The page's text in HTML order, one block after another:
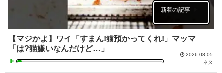
新着の記事
【マジかよ】ワイ「すまん!猫預かってくれ!」マッマ
「は?猫嫌いなんだけど…」
2026.08.05
ネタ